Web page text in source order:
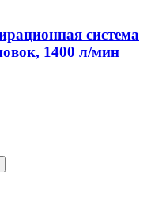
система
1400 л/мин